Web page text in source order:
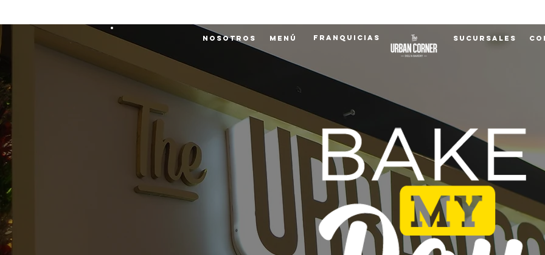
Nosotros Menú Franquicias Sucursales
Menú